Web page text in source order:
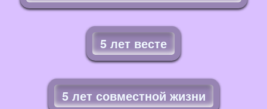
5 лет весте
5 лет совместной жизни